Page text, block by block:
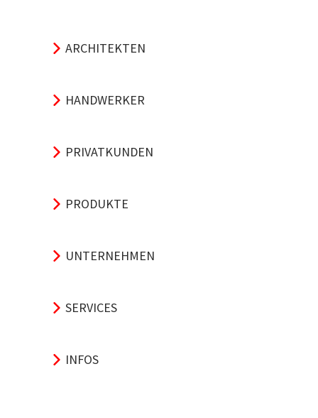
ARCHITEKTEN
HANDWERKER
PRIVATKUNDEN
PRODUKTE
UNTERNEHMEN
SERVICES
INFOS